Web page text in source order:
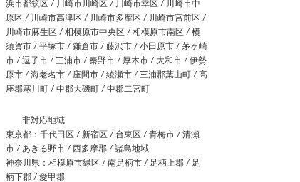
浜市都筑区 / 川崎市川崎区 / 川崎市幸区 / 川崎市中
原区 / 川崎市高津区 / 川崎市多摩区 / 川崎市宮前区 /
川崎市麻生区 / 相模原市中央区 / 相模原市南区 / 横
須賀市 / 平塚市 / 鎌倉市 / 藤沢市 / 小田原市 / 茅ヶ崎
市 / 逗子市 / 三浦市 / 秦野市 / 厚木市 / 大和市 / 伊勢
原市 / 海老名市 / 座間市 / 綾瀬市 / 三浦郡葉山町 / 高
座郡寒川町 / 中郡大磯町 / 中郡二宮町
非対応地域
東京都：千代田区 / 新宿区 / 台東区 / 青梅市 / 清瀬
市 / あきる野市 / 西多摩郡 / 諸島地域
神奈川県：相模原市緑区 / 南足柄市 / 足柄上郡 / 足
柄下郡 / 愛甲郡